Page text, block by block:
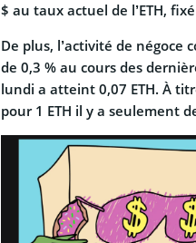
$ au taux actuel de l’ETH,
De plus, l’activité de négoce
de 0,3 % au cours des
lundi a atteint 0,07 ETH. À
pour 1 ETH il y a seulement